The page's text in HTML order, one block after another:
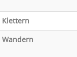
Klettern
Wandern